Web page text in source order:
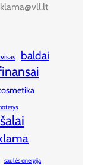
baldai
saulės energija